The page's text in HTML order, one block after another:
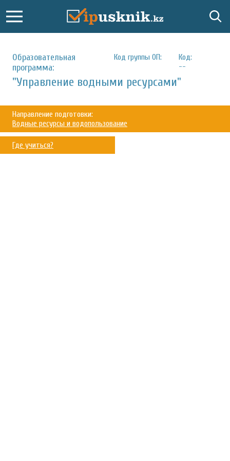
Образовательная
программа:
Код группы ОП:
Код:
--
"Управление водными ресурсами"
Направление подготовки:
Водные ресурсы и водопользование
Где учиться?